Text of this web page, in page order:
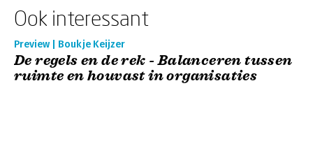
Ook interessant
Preview | Boukje Keijzer
De regels en de rek - Balanceren tussen
ruimte en houvast in organisaties